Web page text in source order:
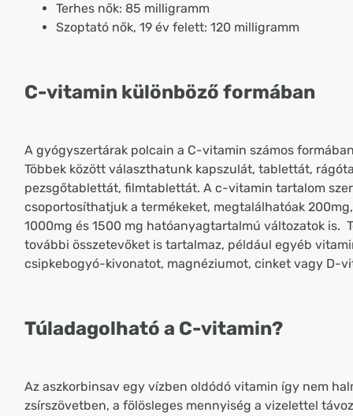
Terhes nők: 85 milligramm
Szoptató nők, 19 év felett: 120 milligramm
C-vitamin különböző formában
A gyógyszertárak polcain a C-vitamin számos
Többek között választhatunk kapszulát, tablettát,
pezsgőtablettát, filmtablettát. A c-vitamin tartalom
csoportosíthatjuk a termékeket, megtalálhatóak
1000mg és 1500 mg hatóanyagtartalmú változatok is.
további összetevőket is tartalmaz, például egyéb
csipkebogyó-kivonatot, magnéziumot, cinket vagy D-
Túladagolható a C-vitamin?
Az aszkorbinsav egy vízben oldódó vitamin így nem
zsírszövetben, a fölösleges mennyiség a vizelettel